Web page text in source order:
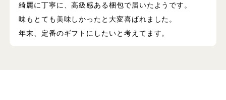
綺麗に丁寧に、高級感ある梱包で届いたようです。
味もとても美味しかったと大変喜ばれました。
年末、定番のギフトにしたいと考えてます。